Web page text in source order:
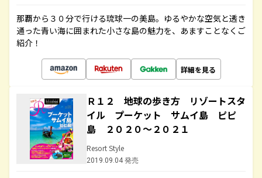
那覇から３０分で行ける琉球一の美島。ゆるやかな空気と透き
通った青い海に囲まれた小さな島の魅力を、あますことなくご
紹介！
詳細を見る
Ｒ１２ 地球の歩き方 リゾートスタ
イル プーケット サムイ島 ピピ
島 ２０２０～２０２１
Resort Style
2019.09.04 発売